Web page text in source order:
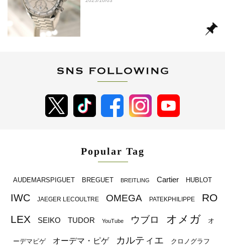
Popular Tag
AUDEMARSPIGUET BREGUET BREITLING Cartier HUBLOT
IWC JAEGER LECOULTRE OMEGA PATEKPHILIPPE
RO
LEX
SEIKO TUDOR YouTube ウブロ オメガ オ
ーデマピゲ オーデマ・ピゲ カルティエ クロノグラフ